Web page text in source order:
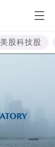
美股科技股